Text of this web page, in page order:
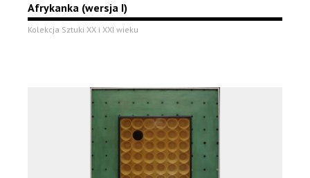
Afrykanka (wersja I)
Kolekcja Sztuki XX i XXI wieku